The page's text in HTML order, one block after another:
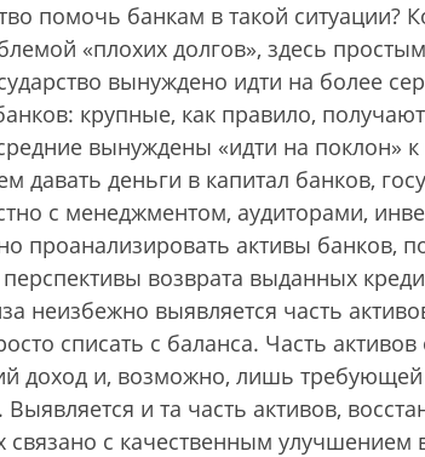
помочь банкам в такой ситуации?
«плохих долгов», здесь
вынуждено идти на более
крупные, как правило,
вынуждены «идти на поклон»
давать деньги в капитал банков,
с менеджментом, аудиторами,
проанализировать активы банков,
возврата выданных
неизбежно выявляется часть
списать с баланса. Часть
доход и, возможно, лишь требующей
и та часть активов,
связано с качественным